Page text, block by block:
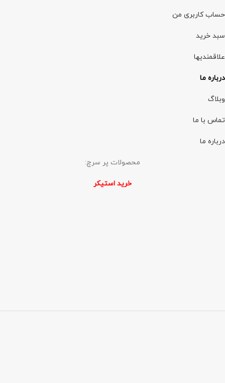
حساب کاربری من
سبد خرید
علاقمندیها
درباره ما
وبلاگ
تماس با ما
درباره ما
محصولات پر سرچ:
خرید استیکر